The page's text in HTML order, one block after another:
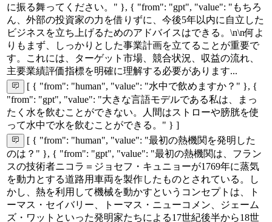
に振る舞ってください。" }, { "from": "gpt", "value": "もちろ
ん、外部の投資家の力を借りずに、今後5年以内に自立した
ビジネスを立ち上げるためのアドバイスはできる。\n\n何よ
りもまず、しっかりとした事業計画を立てることが重要で
す。これには、ターゲット市場、競合状況、収益の流れ、
主要業績評価指標を明確に理解する必要があります...
[ { "from": "human", "value": "水中で飲めますか？" }, {
"from": "gpt", "value": "大きな言語モデルである私は、まっ
たく水を飲むことができない。人間はストローや膀胱を使
って水中で水を飲むことができる。" } ]
[ { "from": "human", "value": "最初の熱機関を発明した
のは？" }, { "from": "gpt", "value": "最初の熱機関は、フラン
スの技術者ニコラ＝ジョセフ・キュニョーが1769年に蒸気
を動力とする道路用車両を製作したものとされている。し
かし、熱を利用して機械を動かすというコンセプトは、ト
ーマス・セイバリー、トーマス・ニューコメン、ジェーム
ズ・ワットといった発明家たちによる17世紀後半から18世